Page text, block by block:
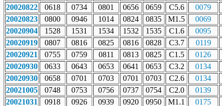
20020822
0618 0734 0801 0656 0659 C5.6
0079
20020823
0800 0946 1014 0824 0835 M1.5
0069
20020904
1528 1531 1534 1532 1535 C1.6
0095
20020919
0807 0816 0825 0816 0828 C3.7
0119
20020921
0755 0759 0811 0813 0825 C1.5
0126
20020930
0633 0643 0653 0641 0653 C3.2
0134
20020930
0658 0701 0703 0701 0703 C2.6
0134
20021005
0748 0753 0756 0737 0754 C2.0
0139
20021031
0918 0926 0939 0920 0950 M1.1
0175